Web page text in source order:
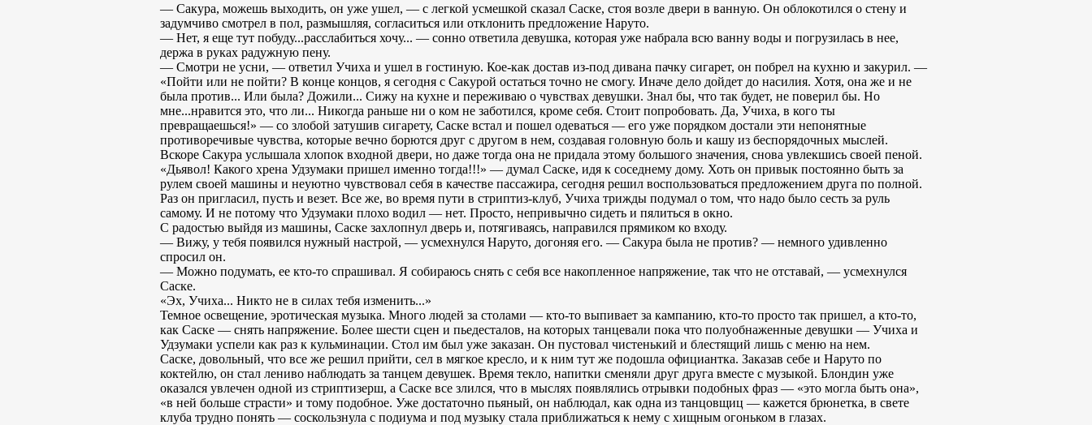
— Сакура, можешь выходить, он уже ушел, — с легкой усмешкой сказал Саске, стоя возле двери в ванную. Он облокотился о стену и
задумчиво смотрел в пол, размышляя, согласиться или отклонить предложение Наруто.
— Нет, я еще тут побуду...расслабиться хочу... — сонно ответила девушка, которая уже набрала всю ванну воды и погрузилась в нее,
держа в руках радужную пену.
— Смотри не усни, — ответил Учиха и ушел в гостиную. Кое-как достав из-под дивана пачку сигарет, он побрел на кухню и закурил. —
«Пойти или не пойти? В конце концов, я сегодня с Сакурой остаться точно не смогу. Иначе дело дойдет до насилия. Хотя, она же и не
была против... Или была? Дожили... Сижу на кухне и переживаю о чувствах девушки. Знал бы, что так будет, не поверил бы. Но
мне...нравится это, что ли... Никогда раньше ни о ком не заботился, кроме себя. Стоит попробовать. Да, Учиха, в кого ты
превращаешься!» — со злобой затушив сигарету, Саске встал и пошел одеваться — его уже порядком достали эти непонятные
противоречивые чувства, которые вечно борются друг с другом в нем, создавая головную боль и кашу из беспорядочных мыслей.
Вскоре Сакура услышала хлопок входной двери, но даже тогда она не придала этому большого значения, снова увлекшись своей пеной.
«Дьявол! Какого хрена Удзумаки пришел именно тогда!!!» — думал Саске, идя к соседнему дому. Хоть он привык постоянно быть за
рулем своей машины и неуютно чувствовал себя в качестве пассажира, сегодня решил воспользоваться предложением друга по полной.
Раз он пригласил, пусть и везет. Все же, во время пути в стриптиз-клуб, Учиха трижды подумал о том, что надо было сесть за руль
самому. И не потому что Удзумаки плохо водил — нет. Просто, непривычно сидеть и пялиться в окно.
С радостью выйдя из машины, Саске захлопнул дверь и, потягиваясь, направился прямиком ко входу.
— Вижу, у тебя появился нужный настрой, — усмехнулся Наруто, догоняя его. — Сакура была не против? — немного удивленно
спросил он.
— Можно подумать, ее кто-то спрашивал. Я собираюсь снять с себя все накопленное напряжение, так что не отставай, — усмехнулся
Саске.
«Эх, Учиха... Никто не в силах тебя изменить...»
Темное освещение, эротическая музыка. Много людей за столами — кто-то выпивает за кампанию, кто-то просто так пришел, а кто-то,
как Саске — снять напряжение. Более шести сцен и пьедесталов, на которых танцевали пока что полуобнаженные девушки — Учиха и
Удзумаки успели как раз к кульминации. Стол им был уже заказан. Он пустовал чистенький и блестящий лишь с меню на нем.
Саске, довольный, что все же решил прийти, сел в мягкое кресло, и к ним тут же подошла официантка. Заказав себе и Наруто по
коктейлю, он стал лениво наблюдать за танцем девушек. Время текло, напитки сменяли друг друга вместе с музыкой. Блондин уже
оказался увлечен одной из стриптизерш, а Саске все злился, что в мыслях появлялись отрывки подобных фраз — «это могла быть она»,
«в ней больше страсти» и тому подобное. Уже достаточно пьяный, он наблюдал, как одна из танцовщиц — кажется брюнетка, в свете
клуба трудно понять — соскользнула с подиума и под музыку стала приближаться к нему с хищным огоньком в глазах.